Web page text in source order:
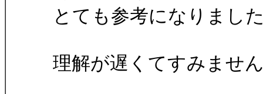
とても参考になりまし
理解が遅くてすみませ